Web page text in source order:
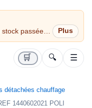
passées
(jours
🛒 🔍 ☰
détachées chauffage
1440602021 POLI